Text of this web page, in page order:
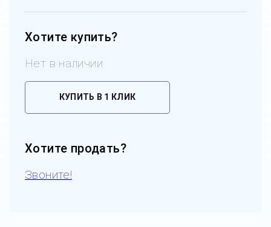
Хотите купить?
Нет в наличии
КУПИТЬ В 1 КЛИК
Хотите продать?
Звоните!